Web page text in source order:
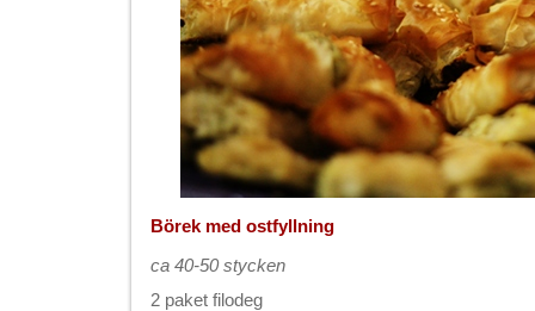
Börek med ostfyllning
ca 40-50 stycken
2 paket filodeg